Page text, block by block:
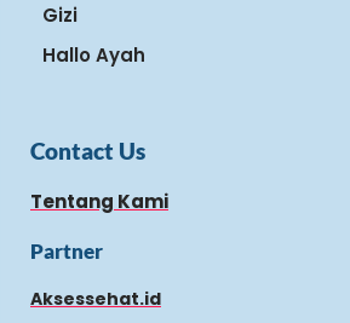
Gizi
Hallo Ayah
Contact Us
Tentang Kami
Partner
Aksessehat.id